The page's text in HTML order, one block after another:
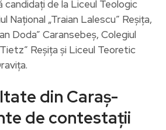
de la Liceul Teologic
Național „Traian Lalescu” Reșița,
Doda” Caransebeș, Colegiul
Reșița și Liceul Teoretic
din Caraș-
de contestații